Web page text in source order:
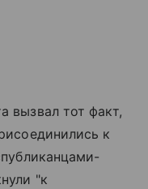
вызвал тот факт,
к
"к